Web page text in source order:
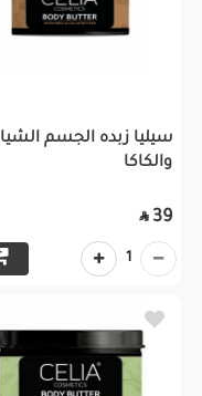
سيليا زبده الجسم الشيا
والكاكا
39

1